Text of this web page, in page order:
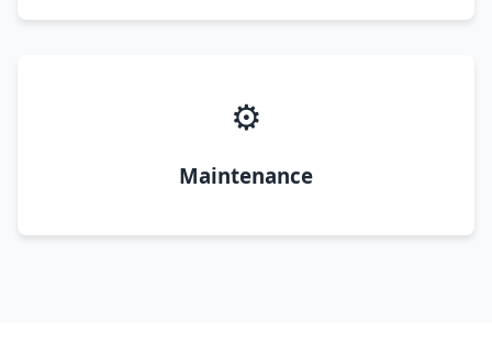
⚙️
Maintenance